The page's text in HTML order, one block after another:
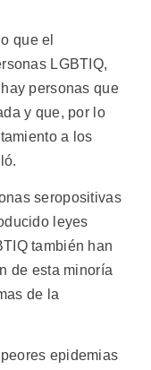
que el
LGBTIQ,
personas que
y que, por lo
a los
seropositivas
leyes
también han
de esta minoría
de la
epidemias